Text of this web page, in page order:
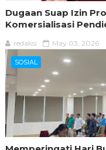
Dugaan Suap Izin
Komersialisasi
redaksi May 03, 2026
SOSIAL